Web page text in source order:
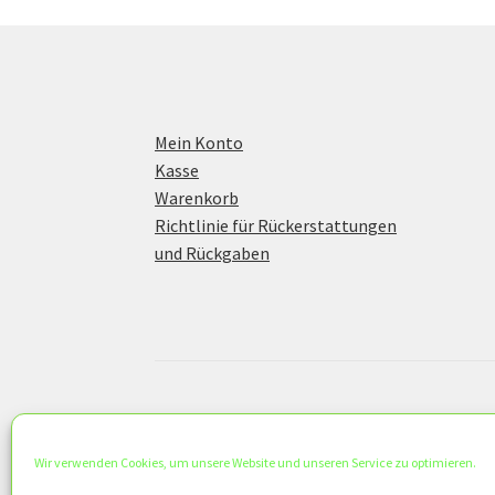
Wir verwenden Cookies, um unsere Website und unseren Service zu optimieren.
Mein Konto
Kasse
Warenkorb
Richtlinie für Rückerstattungen
und Rückgaben
© KS Concept 2026